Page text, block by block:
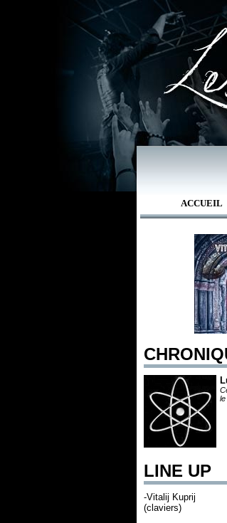
ACCUEIL
le
LINE UP
-Vitalij Kuprij
(claviers)